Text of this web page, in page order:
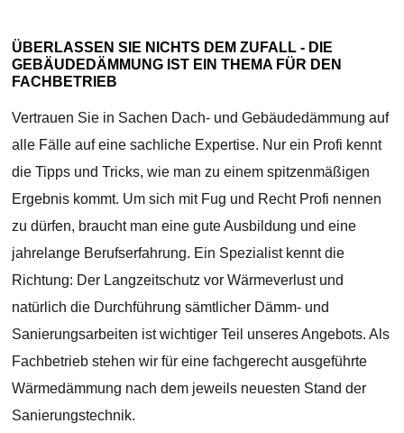
ÜBERLASSEN SIE NICHTS DEM ZUFALL - DIE
GEBÄUDEDÄMMUNG IST EIN THEMA FÜR DEN
FACHBETRIEB
Vertrauen Sie in Sachen Dach- und Gebäudedämmung auf
alle Fälle auf eine sachliche Expertise. Nur ein Profi kennt
die Tipps und Tricks, wie man zu einem spitzenmäßigen
Ergebnis kommt. Um sich mit Fug und Recht Profi nennen
zu dürfen, braucht man eine gute Ausbildung und eine
jahrelange Berufserfahrung. Ein Spezialist kennt die
Richtung: Der Langzeitschutz vor Wärmeverlust und
natürlich die Durchführung sämtlicher Dämm- und
Sanierungsarbeiten ist wichtiger Teil unseres Angebots. Als
Fachbetrieb stehen wir für eine fachgerecht ausgeführte
Wärmedämmung nach dem jeweils neuesten Stand der
Sanierungstechnik.